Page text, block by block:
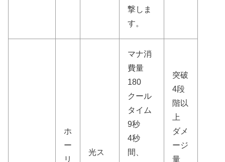
撃しま
す。
ホ
ー
リ
光ス
マナ消
費量
180
クール
タイム
9秒
4秒
間、
突破
4段
階以
上
ダメ
ージ
量